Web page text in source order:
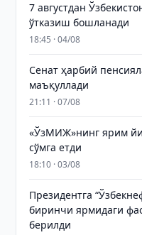
7 августдан
ўтказиш бошланади
18:45 · 04/08
Сенат ҳарбий
маъқуллади
21:11 · 07/08
«ЎзМИЖ»нинг ярим
сўмга етди
18:10 · 03/08
Президентга
биринчи ярмидаги
берилди